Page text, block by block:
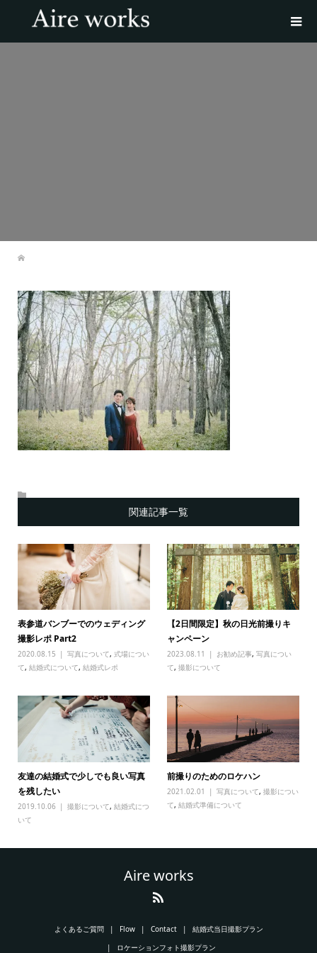
関連記事一覧
表参道バンブーでのウェディング
撮影レポ Part2
2020.08.15 写真について, 式場につい
て, 結婚式について, 結婚式レポ
【2日間限定】秋の日光前撮りキ
ャンペーン
2023.08.11 お勧め記事,写真につい
て,撮影について
友達の結婚式で少しでも良い写真
を残したい
2019.10.06 撮影について, 結婚式につ
いて
前撮りのためのロケハン
2021.02.01 写真について,撮影につい
て,結婚式準備について
Aire works
よくあるご質問 Flow Contact
結婚式当日撮影プラン
ロケーションフォト撮影プラン